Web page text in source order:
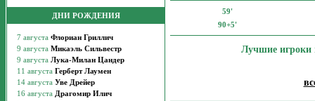
ДНИ РОЖДЕНИЯ
59'
90+5'
Лучшие игроки